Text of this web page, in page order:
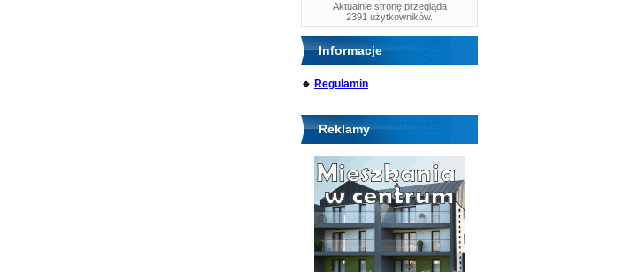
Aktualnie stronę przegląda
2391 użytkowników.
Informacje
🔹 Regulamin
Reklamy